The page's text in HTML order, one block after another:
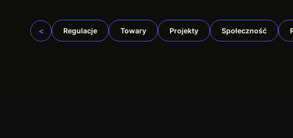
< Regulacje Towary Projekty Społeczność